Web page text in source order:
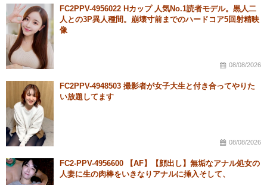
FC2PPV-4956022 Hカップ 人気No.1読者モデル。黒人二
人との3P異人種間。崩壊寸前までのハードコア5回射精映
像
08/08/2026
FC2PPV-4948503 撮影者が女子大生と付き合ってやりた
い放題してます
08/08/2026
FC2-PPV-4956600 【AF】【顔出し】無垢なアナル処女の
人妻に生の肉棒をいきなりアナルに挿入そして、